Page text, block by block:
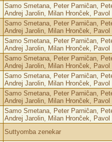
Samo Smetana, Peter Parniĉan,
Andrej Jarolin, Milan Hronĉek, Pavol
Samo Smetana, Peter Parniĉan,
Andrej Jarolin, Milan Hronĉek, Pavol
Samo Smetana, Peter Parniĉan,
Andrej Jarolin, Milan Hronĉek, Pavol
Samo Smetana, Peter Parniĉan,
Andrej Jarolin, Milan Hronĉek, Pavol
Samo Smetana, Peter Parniĉan,
Andrej Jarolin, Milan Hronĉek, Pavol
Samo Smetana, Peter Parniĉan,
Andrej Jarolin, Milan Hronĉek, Pavol
Samo Smetana, Peter Parniĉan,
Andrej Jarolin, Milan Hronĉek, Pavol
Suttyomba zenekar